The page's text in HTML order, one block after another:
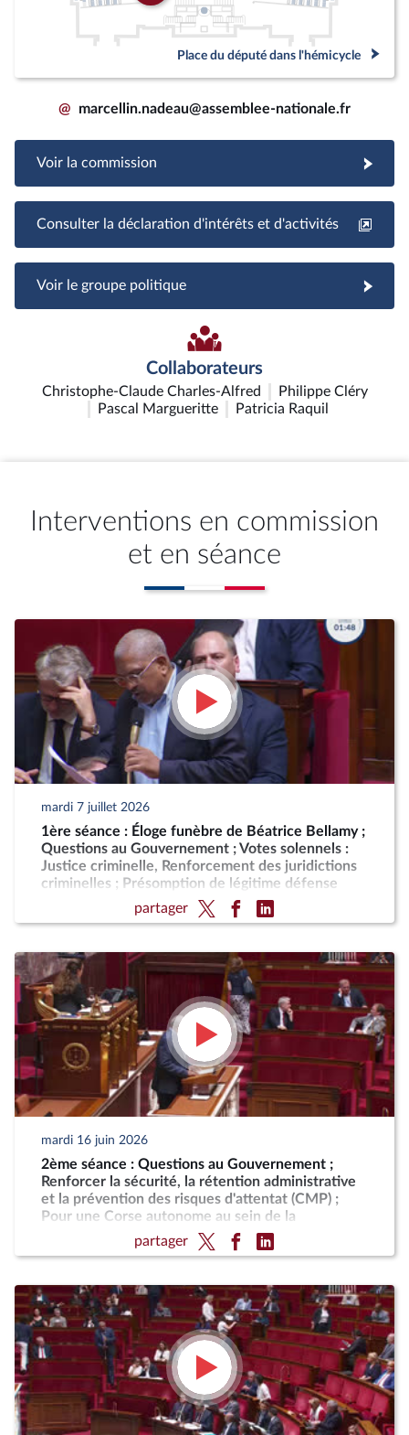
Place du député dans l'hémicycle
@ marcellin.nadeau@assemblee-nationale.fr
Voir la commission
Consulter la déclaration d'intérêts et d'activités
Voir le groupe politique
Collaborateurs
Christophe-Claude Charles-Alfred
Philippe Cléry
Pascal Margueritte
Patricia Raquil
Interventions en commission
et en séance
mardi 7 juillet 2026
1ère séance : Éloge funèbre de Béatrice Bellamy ;
Questions au Gouvernement ; Votes solennels :
Justice criminelle, Renforcement des juridictions
criminelles ; Présomption de légitime défense
pour les forces de l'ordre
partager
mardi 16 juin 2026
2ème séance : Questions au Gouvernement ;
Renforcer la sécurité, la rétention administrative
et la prévention des risques d'attentat (CMP) ;
Pour une Corse autonome au sein de la
partager